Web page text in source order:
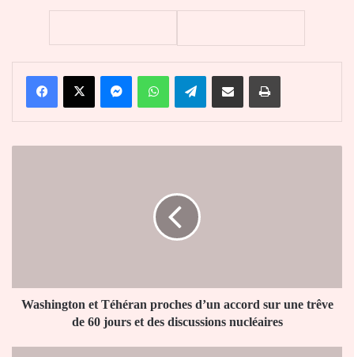
FacebookX MessengerWhatsAppTelegramPartager par email Imprimer
trêve
Washington et Téhéran proches d’un accord sur une trêve
de 60 jours et des discussions nucléaires